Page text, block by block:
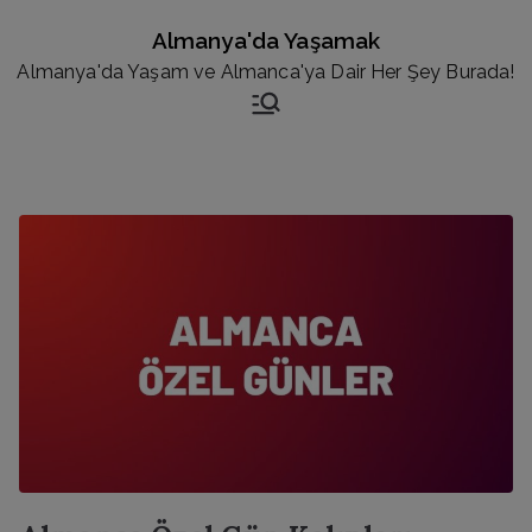
Almanya'da Yaşamak
Almanya'da Yaşam ve Almanca'ya Dair Her Şey Burada!